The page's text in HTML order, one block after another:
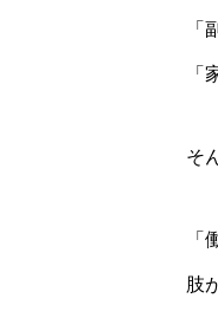
「
「
そ
肢